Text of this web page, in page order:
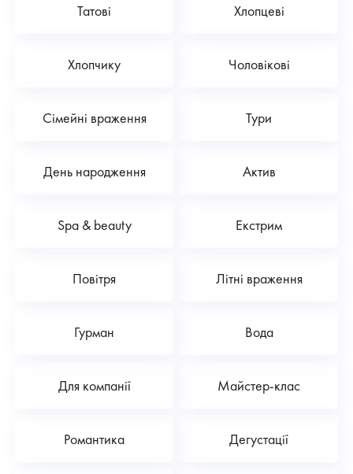
Татові Хлопцеві
Хлопчику Чоловікові
Сімейні враження Тури
День народження Актив
Spa & beauty Екстрим
Повітря Літні враження
Гурман Вода
Для компанії Майстер-клас
Романтика Дегустації